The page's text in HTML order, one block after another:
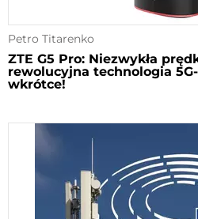
Petro Titarenko
ZTE G5 Pro: Niezwykła
rewolucyjna technologia
wkrótce!